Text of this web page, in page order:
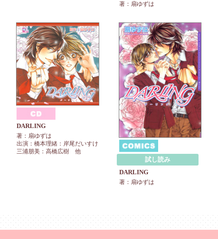
著：扇ゆずは
DARLING
著：扇ゆずは
出演：橋本理緒：岸尾だいすけ
三浦朋美：高橋広樹 他
試し読み
DARLING
著：扇ゆずは